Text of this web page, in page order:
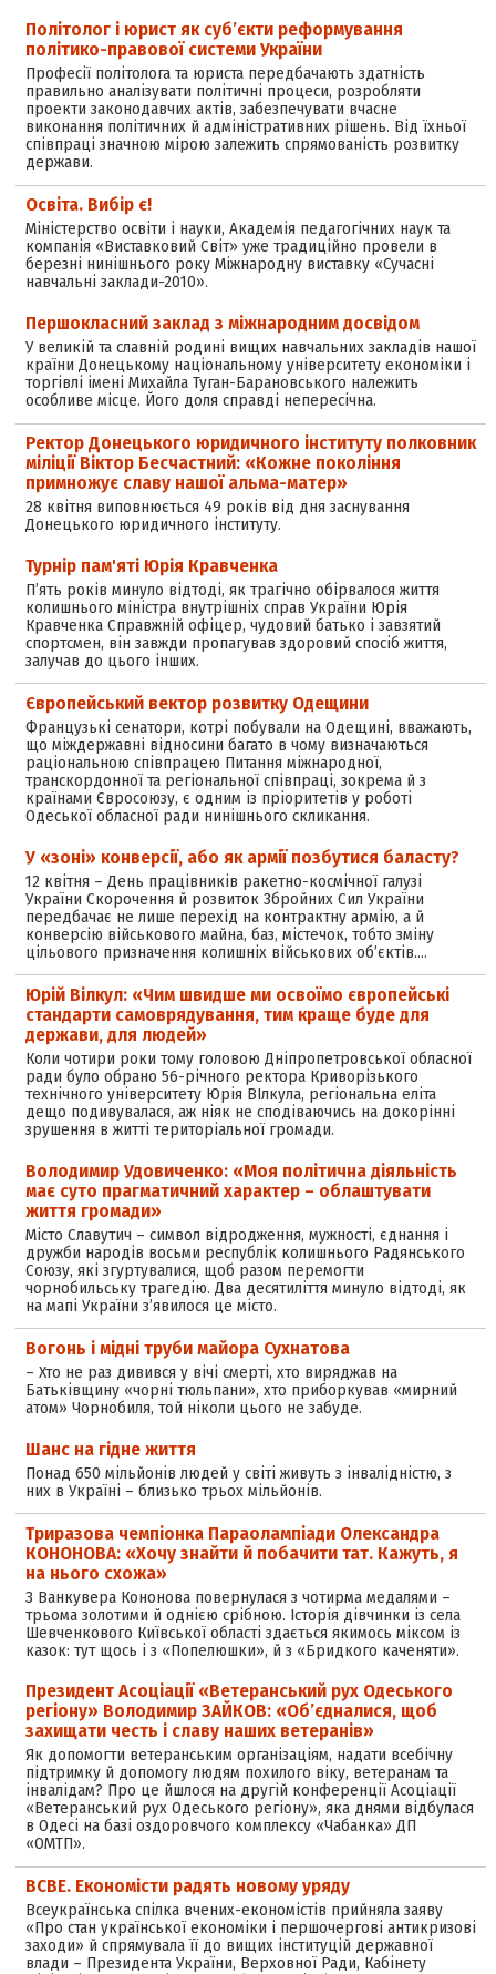
Політолог і юрист як суб’єкти реформування
політико-правової системи України
Професії політолога та юриста передбачають здатність
правильно аналізувати політичні процеси, розробляти
проекти законодавчих актів, забезпечувати вчасне
виконання політичних й адміністративних рішень. Від їхньої
співпраці значною мірою залежить спрямованість розвитку
держави.
Освіта. Вибір є!
Міністерство освіти і науки, Академія педагогічних наук та
компанія «Виставковий Світ» уже традиційно провели в
березні нинішнього року Міжнародну виставку «Сучасні
навчальні заклади-2010».
Першокласний заклад з міжнародним досвідом
У великій та славній родині вищих навчальних закладів нашої
країни Донецькому національному університету економіки і
торгівлі імені Михайла Туган-Барановського належить
особливе місце. Його доля справді непересічна.
Ректор Донецького юридичного інституту полковник
міліції Віктор Бесчастний: «Кожне покоління
примножує славу нашої альма-матер»
28 квітня виповнюється 49 років від дня заснування
Донецького юридичного інституту.
Турнір пам'яті Юрія Кравченка
П’ять років минуло відтоді, як трагічно обірвалося життя
колишнього міністра внутрішніх справ України Юрія
Кравченка Справжній офіцер, чудовий батько і завзятий
спортсмен, він завжди пропагував здоровий спосіб життя,
залучав до цього інших.
Європейський вектор розвитку Одещини
Французькі сенатори, котрі побували на Одещині, вважають,
що міждержавні відносини багато в чому визначаються
раціональною співпрацею Питання міжнародної,
транскордонної та регіональної співпраці, зокрема й з
країнами Євросоюзу, є одним із пріоритетів у роботі
Одеської обласної ради нинішнього скликання.
У «зоні» конверсії, або як армії позбутися баласту?
12 квітня – День працівників ракетно-космічної галузі
України Скорочення й розвиток Збройних Сил України
передбачає не лише перехід на контрактну армію, а й
конверсію військового майна, баз, містечок, тобто зміну
цільового призначення колишніх військових об’єктів.…
Юрій Вілкул: «Чим швидше ми освоїмо європейські
стандарти самоврядування, тим краще буде для
держави, для людей»
Коли чотири роки тому головою Дніпропетровської обласної
ради було обрано 56-річного ректора Криворізького
технічного університету Юрія ВІлкула, регіональна еліта
дещо подивувалася, аж ніяк не сподіваючись на докорінні
зрушення в житті територіальної громади.
Володимир Удовиченко: «Моя політична діяльність
має суто прагматичний характер – облаштувати
життя громади»
Місто Славутич – символ відродження, мужності, єднання і
дружби народів восьми республік колишнього Радянського
Союзу, які згуртувалися, щоб разом перемогти
чорнобильську трагедію. Два десятиліття минуло відтоді, як
на мапі України з’явилося це місто.
Вогонь і мідні труби майора Сухнатова
– Хто не раз дивився у вічі смерті, хто виряджав на
Батьківщину «чорні тюльпани», хто приборкував «мирний
атом» Чорнобиля, той ніколи цього не забуде.
Шанс на гідне життя
Понад 650 мільйонів людей у світі живуть з інвалідністю, з
них в Україні – близько трьох мільйонів.
Триразова чемпіонка Параолампіади Олександра
КОНОНОВА: «Хочу знайти й побачити тат. Кажуть, я
на нього схожа»
З Ванкувера Кононова повернулася з чотирма медалями –
трьома золотими й однією срібною. Історія дівчинки із села
Шевченкового Київської області здається якимось міксом із
казок: тут щось і з «Попелюшки», й з «Бридкого каченяти».
Президент Асоціації «Ветеранський рух Одеського
регіону» Володимир ЗАЙКОВ: «Об’єдналися, щоб
захищати честь і славу наших ветеранів»
Як допомогти ветеранським організаціям, надати всебічну
підтримку й допомогу людям похилого віку, ветеранам та
інвалідам? Про це йшлося на другій конференції Асоціації
«Ветеранський рух Одеського регіону», яка днями відбулася
в Одесі на базі оздоровчого комплексу «Чабанка» ДП
«ОМТП».
ВСВЕ. Економісти радять новому уряду
Всеукраїнська спілка вчених-економістів прийняла заяву
«Про стан української економіки і першочергові антикризові
заходи» й спрямувала її до вищих інституцій державної
влади – Президента України, Верховної Ради, Кабінету